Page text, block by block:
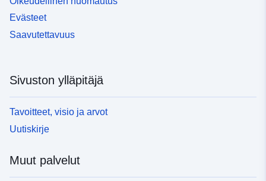
Evästeet
Saavutettavuus
Sivuston ylläpitäjä
Tavoitteet, visio ja arvot
Uutiskirje
Muut palvelut